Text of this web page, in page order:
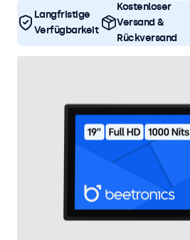
Langfristige
Verfügbarkeit
Kostenloser
Versand &
Rückversand